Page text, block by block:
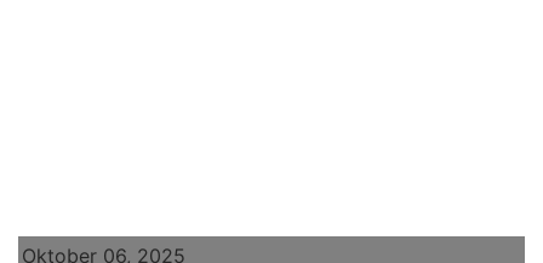
Oktober 06, 2025